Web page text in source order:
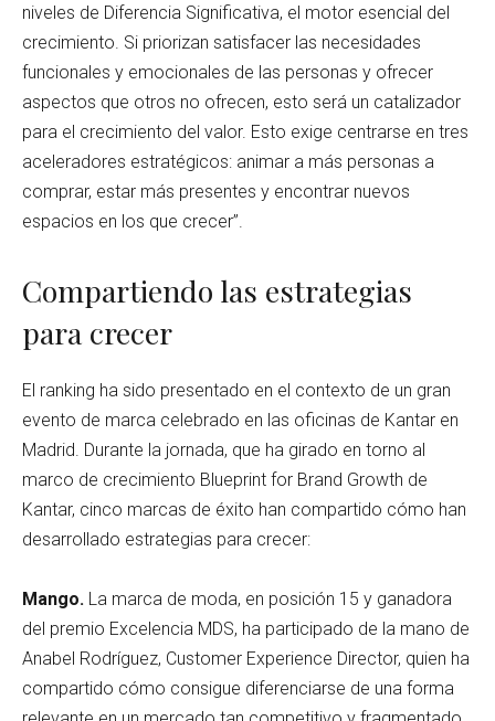
niveles de Diferencia Significativa, el motor esencial del
crecimiento. Si priorizan satisfacer las necesidades
funcionales y emocionales de las personas y ofrecer
aspectos que otros no ofrecen, esto será un catalizador
para el crecimiento del valor. Esto exige centrarse en tres
aceleradores estratégicos: animar a más personas a
comprar, estar más presentes y encontrar nuevos
espacios en los que crecer”.
Compartiendo las estrategias
para crecer
El ranking ha sido presentado en el contexto de un gran
evento de marca celebrado en las oficinas de Kantar en
Madrid. Durante la jornada, que ha girado en torno al
marco de crecimiento Blueprint for Brand Growth de
Kantar, cinco marcas de éxito han compartido cómo han
desarrollado estrategias para crecer:
Mango. La marca de moda, en posición 15 y ganadora
del premio Excelencia MDS, ha participado de la mano de
Anabel Rodríguez, Customer Experience Director, quien ha
compartido cómo consigue diferenciarse de una forma